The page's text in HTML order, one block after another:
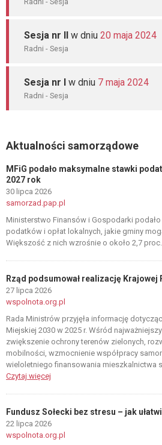
Sesja nr II w dniu 20 maja 2024
Radni - Sesja
Sesja nr I w dniu 7 maja 2024
Radni - Sesja
Aktualności samorządowe
MFiG podało maksymalne stawki
2027 rok
30 lipca 2026
samorzad.pap.pl
Ministerstwo Finansów i Gospodarki
podatków i opłat lokalnych, jakie gminy
Większość z nich wzrośnie o około 2,7 proc.
Rząd podsumował realizację
27 lipca 2026
wspolnota.org.pl
Rada Ministrów przyjęła informację
Miejskiej 2030 w 2025 r. Wśród
zwiększenie ochrony terenów zielonych,
mobilności, wzmocnienie współpracy
wieloletniego finansowania mieszkalnictwa
Czytaj więcej
Fundusz Sołecki bez stresu – jak
22 lipca 2026
wspolnota.org.pl